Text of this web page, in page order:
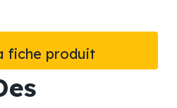
fiche produit